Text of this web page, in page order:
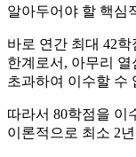
알아두어야 할 핵심
바로 연간 최대 42
한계로서, 아무리
초과하여 이수할 수
따라서 80학점을 이
이론적으로 최소 2